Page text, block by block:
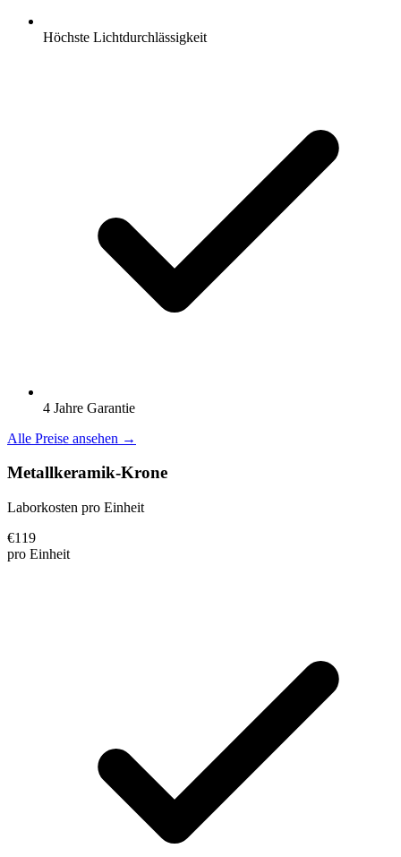
Höchste Lichtdurchlässigkeit
4 Jahre Garantie
Alle Preise ansehen →
Metallkeramik-Krone
Laborkosten pro Einheit
€119
pro Einheit